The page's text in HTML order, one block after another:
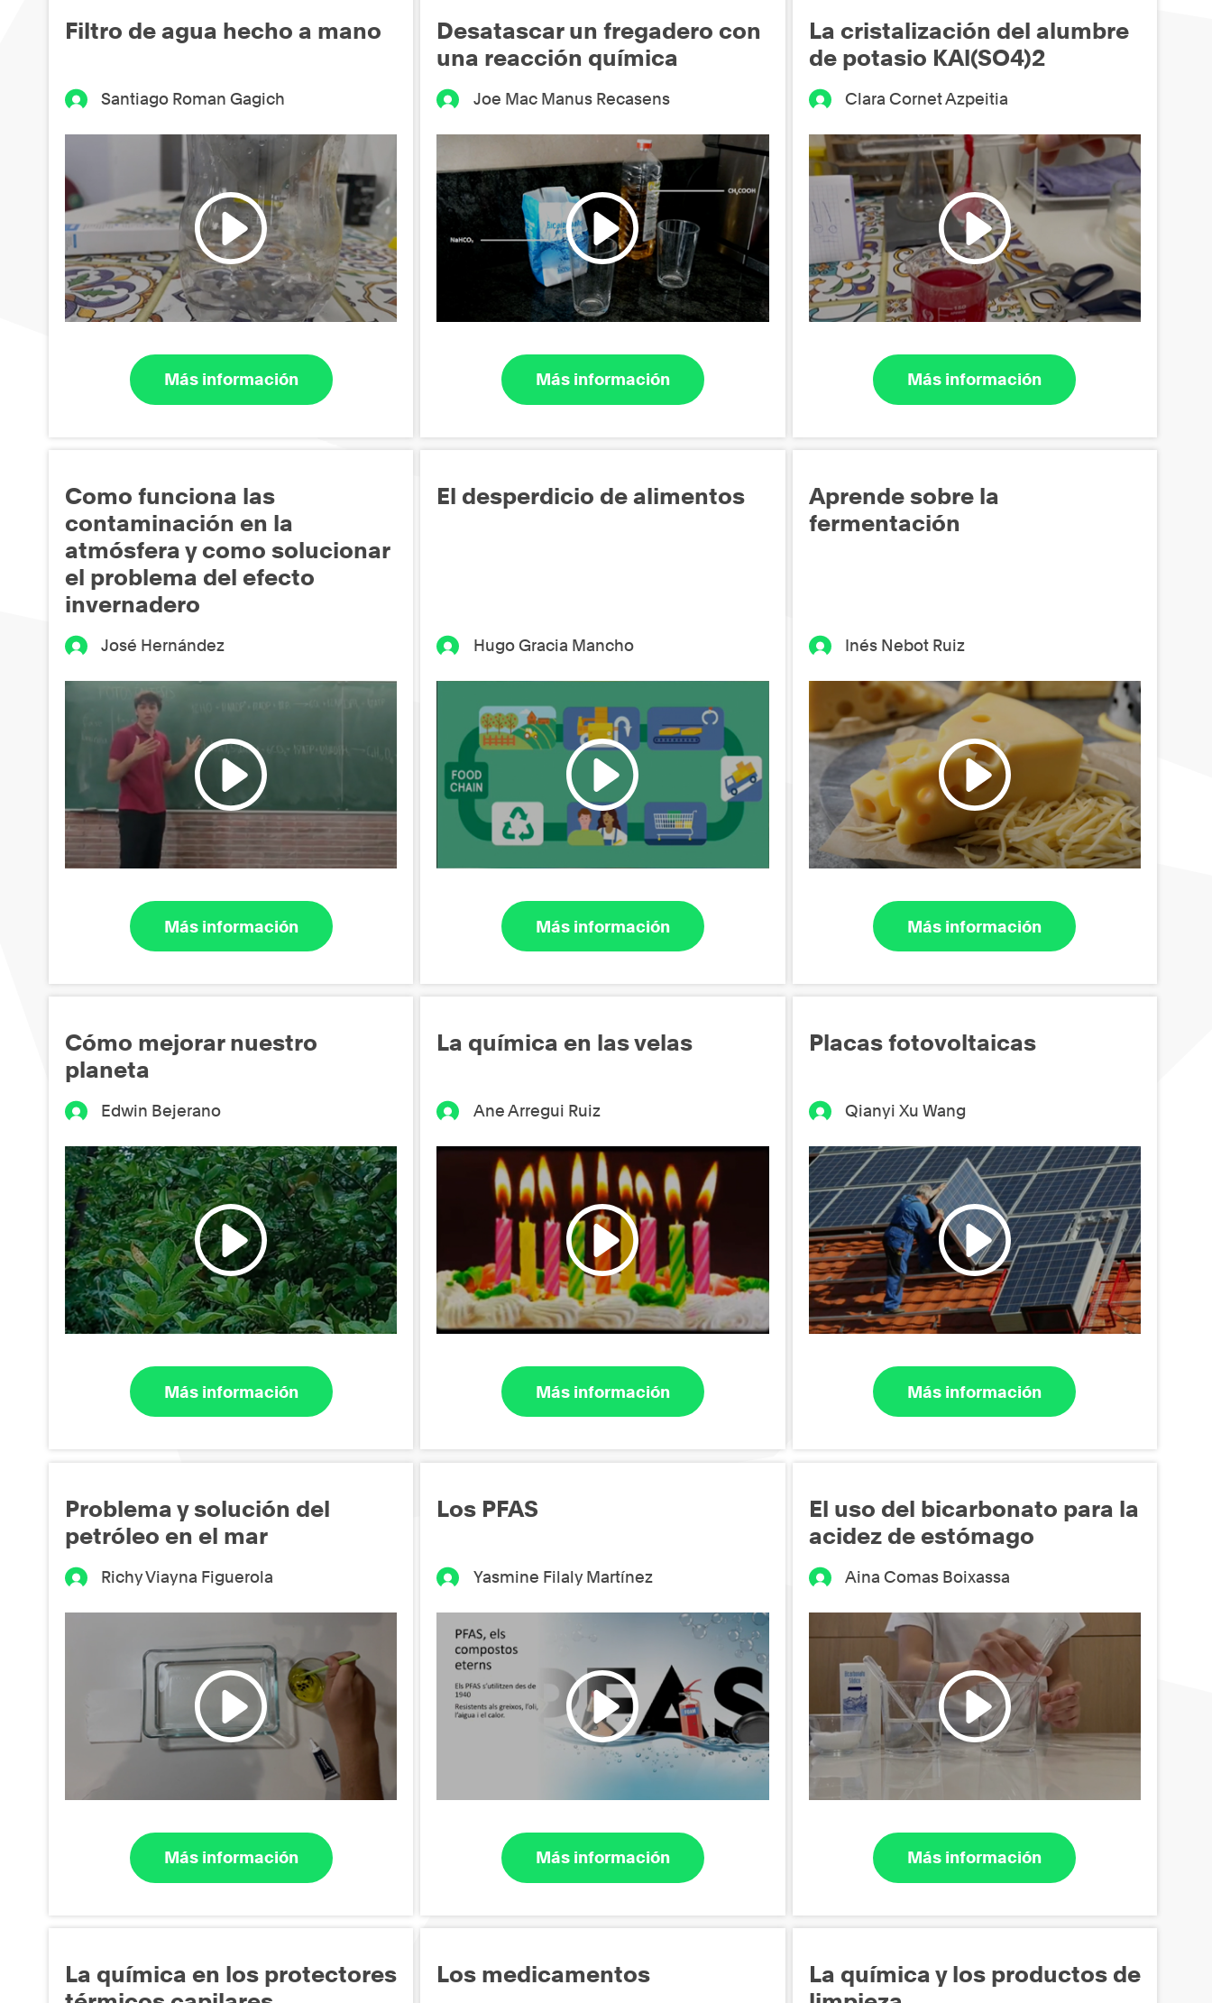
Filtro de agua hecho a mano
Santiago Roman Gagich
Más información
Desatascar un fregadero con
una reacción química
Joe Mac Manus Recasens
Más información
La cristalización del alumbre
de potasio KAl(SO4)2
Clara Cornet Azpeitia
Más información
Como funciona las
contaminación en la
atmósfera y como solucionar
el problema del efecto
invernadero
José Hernández
Más información
El desperdicio de alimentos
Hugo Gracia Mancho
Más información
Aprende sobre la
fermentación
Inés Nebot Ruiz
Más información
Cómo mejorar nuestro
planeta
Edwin Bejerano
Más información
La química en las velas
Ane Arregui Ruiz
Más información
Placas fotovoltaicas
Qianyi Xu Wang
Más información
Problema y solución del
petróleo en el mar
Richy Viayna Figuerola
Más información
Los PFAS
Yasmine Filaly Martínez
Más información
El uso del bicarbonato para la
acidez de estómago
Aina Comas Boixassa
Más información
La química en los protectores
Los medicamentos
La química y los productos de